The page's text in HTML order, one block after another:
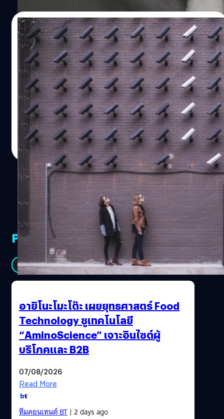
อิเล็กทรอนิกส์ ซิมการ์ดโทรศัพท์ กระเป๋าเงินอิเล็กทรอนิกส์…
16/08/2021
ดีอีเอสสั่งเก็บข้อมูลเข้มงวด ติดกล้องวงจรปิด
ระบุตัวผู้ใช้ Clubhouse หรือ Telegram ก็ไม่
รอด
กระทรวงดิจิทัลเพื่อเศรษฐกิจและสังคม (ดีอีเอส) ได้ประกาศ
เรื่อง หลักเกณฑ์การเก็บรักษาข้อมูลจราจรทางคอมพิวเตอร์
ของผู้ให้บริการ พ.ศ.2564 ในราชกิจจานุเบกษา ที่อาศัย
อำนาจตามพ.ร.บ.คอมพิวเตอร์ฯ ซึ่งลงนามโดย นายชัยวุฒิ
ธนาคมานุสรณ์ รัฐมนตรีว่าการกระทรวงดิจิทัลเพื่อเศรษฐกิจ
และสังคม โดยมีข้อกำหนดเพิ่มเติมและการแบ่งแยกประเภทผู้
ให้บริการรูปแบบใหม่ แบ่งประเด็นสำคัญเป็น 3 ส่วน ดังนี้
ภควัต ขจิตวิชยานุกูล | 1819 days ago
Read More
PR Partners
See All
อายิโนะโมะโต๊ะ เผยยุทธศาสตร์ Food
Technology ชูเทคโนโลยี
“AminoScience” เจาะอินไซต์ผู้
บริโภคและ B2B
07/08/2026
Read More
ทีมคอนเทนต์ BT| 2 days ago